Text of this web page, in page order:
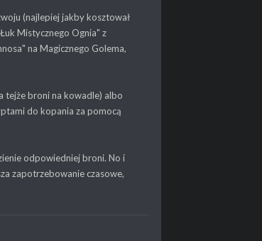
(najlepiej jakby kosztował
Mistycznego Ognia" z
na Magicznego Golema,
tejże broni na kowadle) albo
do kopania za pomocą
odpowiedniej broni. No i
zapotrzebowanie czasowe,